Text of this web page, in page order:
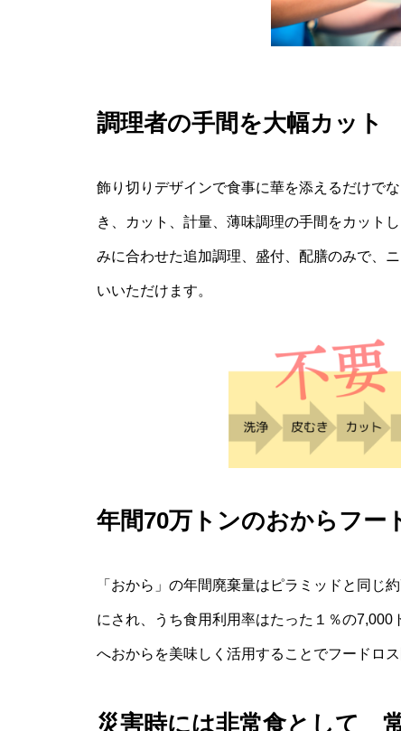
調理者の手間を大幅カット
飾り切りデザインで食事に華を添えるだけで
き、カット、計量、薄味調理の手間をカット
みに合わせた追加調理、盛付、配膳のみで、
いいただけます。
年間70万トンのおからフー
「おから」の年間廃棄量はピラミッドと同じ
にされ、うち食用利用率はたった１％の
へおからを美味しく活用することでフードロ
災害時には非常食として